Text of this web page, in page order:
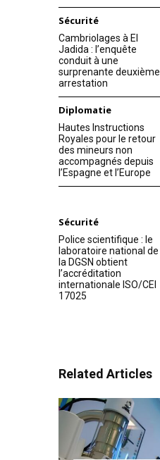
Sécurité
Cambriolages à El
Jadida : l’enquête
conduit à une
surprenante deuxième
arrestation
Diplomatie
Hautes Instructions
Royales pour le retour
des mineurs non
accompagnés depuis
l’Espagne et l’Europe
Sécurité
Police scientifique : le
laboratoire national de
la DGSN obtient
l’accréditation
internationale ISO/CEI
17025
Related Articles